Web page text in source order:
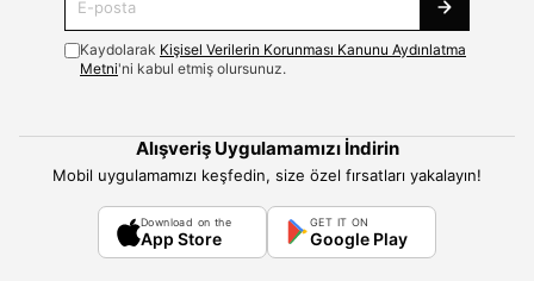
Kaydolarak Kişisel Verilerin Korunması Kanunu Aydınlatma
Metni'ni kabul etmiş olursunuz.
Alışveriş Uygulamamızı İndirin
Mobil uygulamamızı keşfedin, size özel fırsatları yakalayın!
Download on the
App Store
GET IT ON
Google Play